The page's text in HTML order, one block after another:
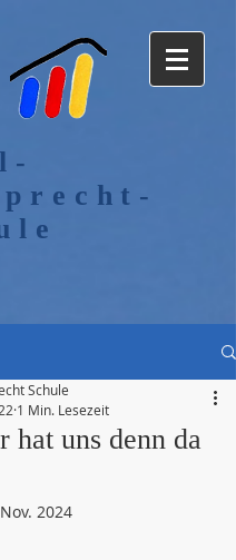
hat uns denn da
Schule
1 Min. Lesezeit
2024